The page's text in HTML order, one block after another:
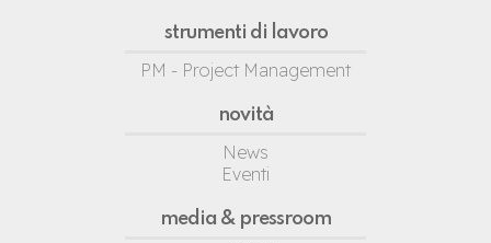
strumenti di lavoro
PM - Project Management
novità
News
Eventi
media & pressroom